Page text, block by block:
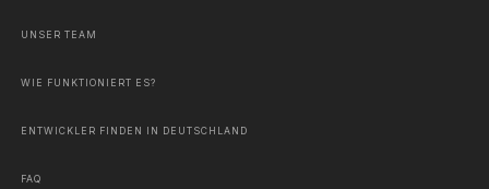
UNSER TEAM
WIE FUNKTIONIERT ES?
ENTWICKLER FINDEN IN DEUTSCHLAND
FAQ